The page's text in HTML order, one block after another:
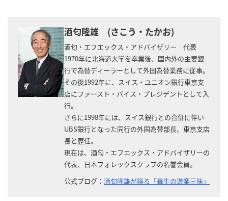
酒匂隆雄 (さこう・たかお)
酒匂・エフエックス・アドバイザリー 代表
1970年に北海道大学を卒業後、国内外の主要銀
行で為替ディーラーとして外国為替業務に従事。
その後1992年に、スイス・ユニオン銀行東京支
店にファースト・バイス・プレジデントとして入
行。
さらに1998年には、スイス銀行との合併に伴い
UBS銀行となった同行の外国為替部長、東京支店
長と歴任。
現在は、酒匂・エフエックス・アドバイザリーの
代表、日本フォレックスクラブの名誉会員。
公式ブログ：酒匂隆雄が語る「畢生の遊楽三昧」